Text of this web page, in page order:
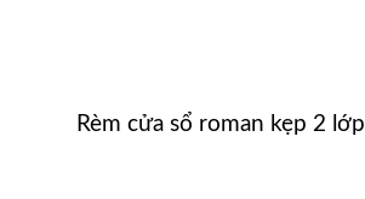
Rèm cửa sổ roman kẹp 2 lớp